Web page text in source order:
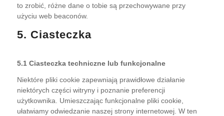
to zrobić, różne dane o tobie są przechowywane przy
użyciu web beaconów.
5. Ciasteczka
5.1 Ciasteczka techniczne lub funkcjonalne
Niektóre pliki cookie zapewniają prawidłowe działanie
niektórych części witryny i poznanie preferencji
użytkownika. Umieszczając funkcjonalne pliki cookie,
ułatwiamy odwiedzanie naszej strony internetowej. W ten